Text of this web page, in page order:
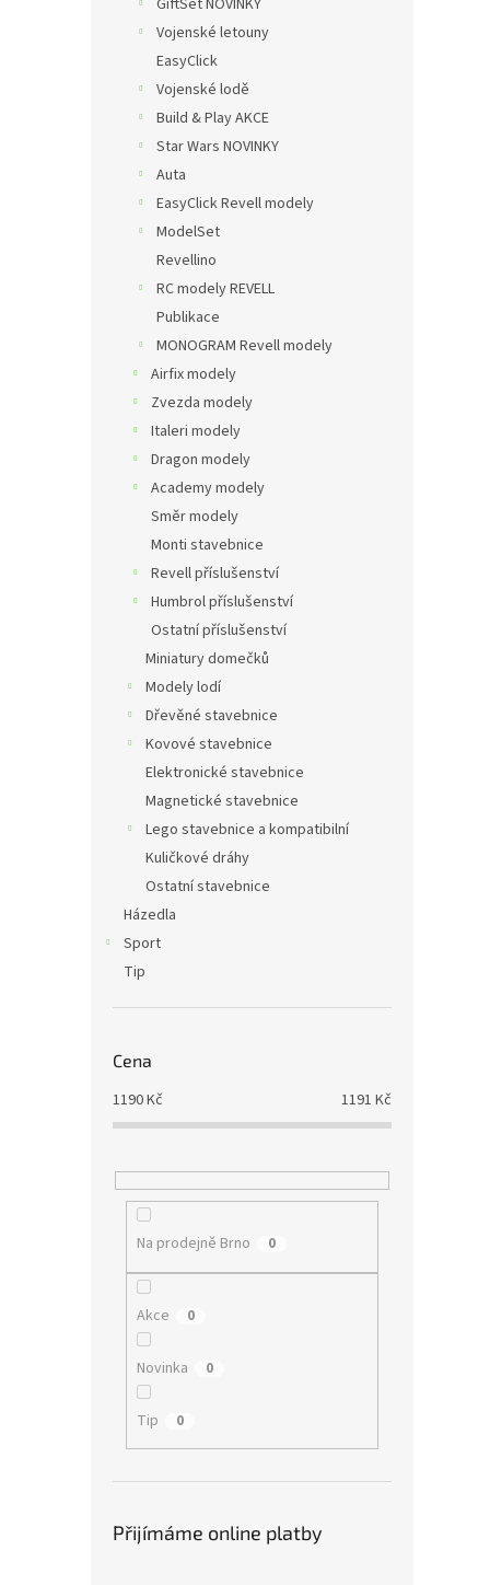
GiftSet NOVINKY
Vojenské letouny
EasyClick
Vojenské lodě
Build & Play AKCE
Star Wars NOVINKY
Auta
EasyClick Revell modely
ModelSet
Revellino
RC modely REVELL
Publikace
MONOGRAM Revell modely
Airfix modely
Zvezda modely
Italeri modely
Dragon modely
Academy modely
Směr modely
Monti stavebnice
Revell příslušenství
Humbrol příslušenství
Ostatní příslušenství
Miniatury domečků
Modely lodí
Dřevěné stavebnice
Kovové stavebnice
Elektronické stavebnice
Magnetické stavebnice
Lego stavebnice a kompatibilní
Kuličkové dráhy
Ostatní stavebnice
Házedla
Sport
Tip
Cena
1190Kč 1191 Kč
Na prodejně Brno 0
Akce 0
Novinka 0
Tip 0
Přijímáme online platby